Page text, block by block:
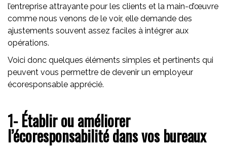
l’entreprise attrayante pour les clients et la main-d’œuvre
comme nous venons de le voir, elle demande des
ajustements souvent assez faciles à intégrer aux
opérations.
Voici donc quelques éléments simples et pertinents qui
peuvent vous permettre de devenir un employeur
écoresponsable apprécié.
1- Établir ou améliorer
l’écoresponsabilité dans vos bureaux